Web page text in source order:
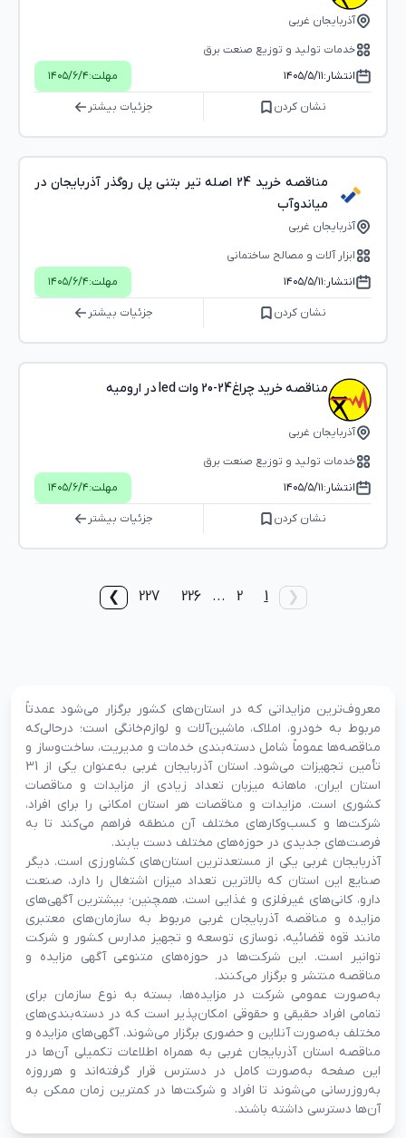
آذربایجان غربی
خدمات تولید و توزیع صنعت برق
انتشار:۱۴۰۵/۵/۱۱ مهلت:۱۴۰۵/۶/۴
نشان کردن جزئیات بیشتر
مناقصه خرید 24 اصله تیر بتنی پل روگذر آذربایجان در
میاندوآب
آذربایجان غربی
ابزار آلات و مصالح ساختمانی
انتشار:۱۴۰۵/۵/۱۱ مهلت:۱۴۰۵/۶/۴
نشان کردن جزئیات بیشتر
مناقصه خرید چراغ24-20 وات led در ارومیه
آذربایجان غربی
خدمات تولید و توزیع صنعت برق
انتشار:۱۴۰۵/۵/۱۱ مهلت:۱۴۰۵/۶/۴
نشان کردن جزئیات بیشتر
❮
1
2
...
226
227
❯
معروف‌ترین مزایداتی که در استان‌های کشور برگزار می‌شود عمدتاً
مربوط به خودرو، املاک، ماشین‌آلات و لوازم‌خانگی است؛ درحالی‌که
مناقصه‌ها عموماً شامل دسته‌بندی خدمات و مدیریت، ساخت‌وساز و
تأمین تجهیزات می‌شود. استان آذربایجان غربی به‌عنوان یکی از 31
استان ایران، ماهانه میزبان تعداد زیادی از مزایدات و مناقصات
کشوری است. مزایدات و مناقصات هر استان امکانی را برای افراد،
شرکت‌ها و کسب‌وکارهای مختلف آن منطقه فراهم می‌کند تا به
فرصت‌های جدیدی در حوزه‌های مختلف دست یابند.
آذربایجان غربی یکی از مستعدترین استان‌های کشاورزی است. دیگر
صنایع این استان که بالاترین تعداد میزان اشتغال را دارد، صنعت
دارو، کانی‌های غیرفلزی و غذایی است. همچنین؛ بیشترین آگهی‌های
مزایده و مناقصه آذربایجان غربی مربوط به سازمان‌های معتبری
مانند قوه قضائیه، نوسازی توسعه و تجهیز مدارس کشور و شرکت
توانیر
است. این شرکت‌ها در حوزه‌های متنوعی آگهی مزایده و
مناقصه منتشر و برگزار می‌کنند.
به‌صورت عمومی شرکت در مزایده‌ها، بسته به نوع سازمان برای
تمامی افراد حقیقی و حقوقی امکان‌پذیر است که در دسته‌بندی‌های
مختلف به‌صورت آنلاین و حضوری برگزار می‌شوند. آگهی‌های مزایده و
مناقصه استان آذربایجان غربی به همراه اطلاعات تکمیلی آن‌ها در
این صفحه به‌صورت کامل در دسترس قرار گرفته‌اند و هرروزه
به‌روزرسانی می‌شوند تا افراد و شرکت‌ها در کمترین زمان ممکن به
آن‌ها دسترسی داشته باشند.